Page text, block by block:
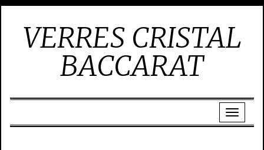
VERRES CRISTAL
BACCARAT